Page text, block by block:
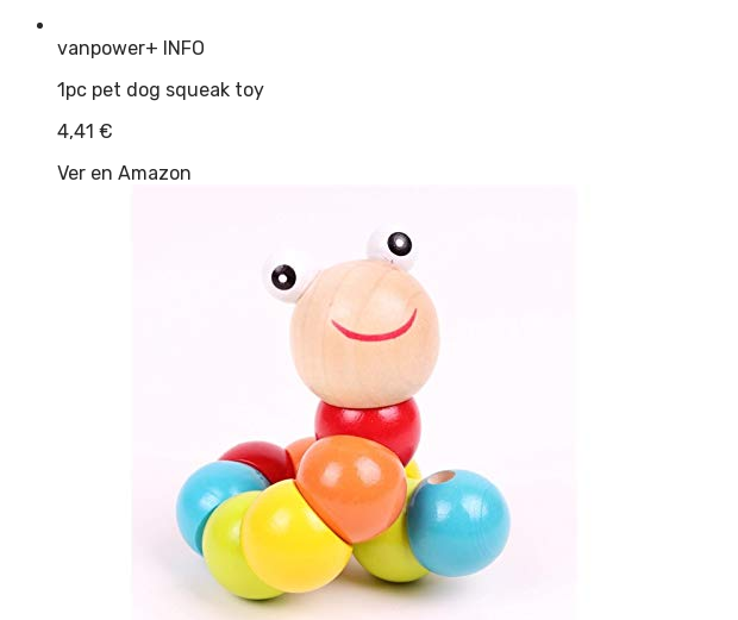
vanpower+ INFO
1pc pet dog squeak toy
4,41 €
Ver en Amazon